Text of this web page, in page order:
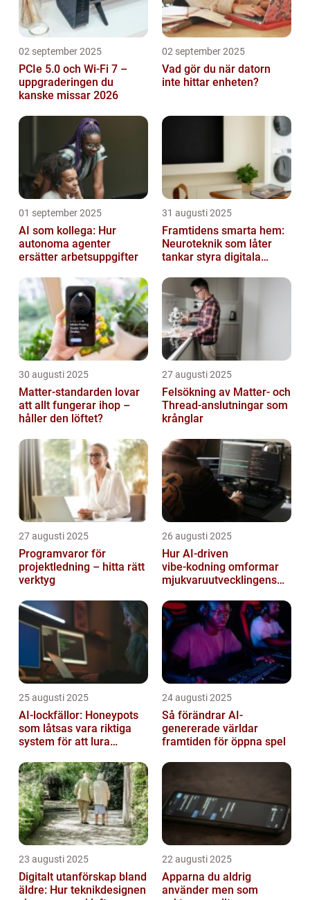
02 september 2025
PCIe 5.0 och Wi-Fi 7 –
uppgraderingen du
kanske missar 2026
02 september 2025
Vad gör du när datorn
inte hittar enheten?
01 september 2025
AI som kollega: Hur
autonoma agenter
ersätter arbetsuppgifter
31 augusti 2025
Framtidens smarta hem:
Neuroteknik som låter
tankar styra digitala
30 augusti 2025
Matter-standarden lovar
att allt fungerar ihop –
håller den löftet?
27 augusti 2025
Felsökning av Matter‑ och
Thread‑anslutningar som
krånglar
27 augusti 2025
Programvaror för
projektledning – hitta rätt
verktyg
26 augusti 2025
Hur AI‑driven
vibe‑kodning omformar
mjukvaruutvecklingens
25 augusti 2025
AI-lockfällor: Honeypots
som låtsas vara riktiga
system för att lura
24 augusti 2025
Så förändrar AI-
genererade världar
framtiden för öppna spel
23 augusti 2025
Digitalt utanförskap bland
äldre: Hur teknikdesignen
22 augusti 2025
Apparna du aldrig
använder men som